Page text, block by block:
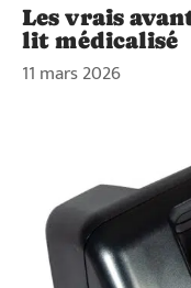
Les vrais
lit médicalisé
11 mars 2026